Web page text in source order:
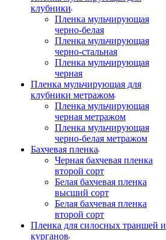
клубники
Пленка мульчирующая
черно-белая
Пленка мульчирующая
черно-стальная
Пленка мульчирующая
черная
Пленка мульчирующая для
клубники метражом
Пленка мульчирующая
черная метражом
Пленка мульчирующая
черно-белая метражом
Бахчевая пленка
Черная бахчевая пленка
второй сорт
Белая бахчевая пленка
высший сорт
Белая бахчевая пленка
второй сорт
Пленка для силосных траншей и
курганов